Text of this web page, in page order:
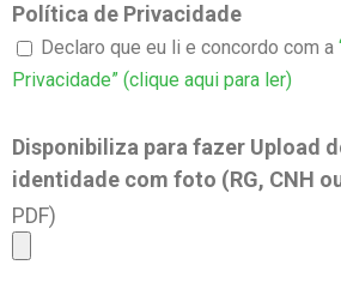
Política de Privacidade
Declaro que eu li e concordo com a
Privacidade” (clique aqui para ler)
Disponibiliza para fazer Upload
identidade com foto (RG, CNH
PDF)